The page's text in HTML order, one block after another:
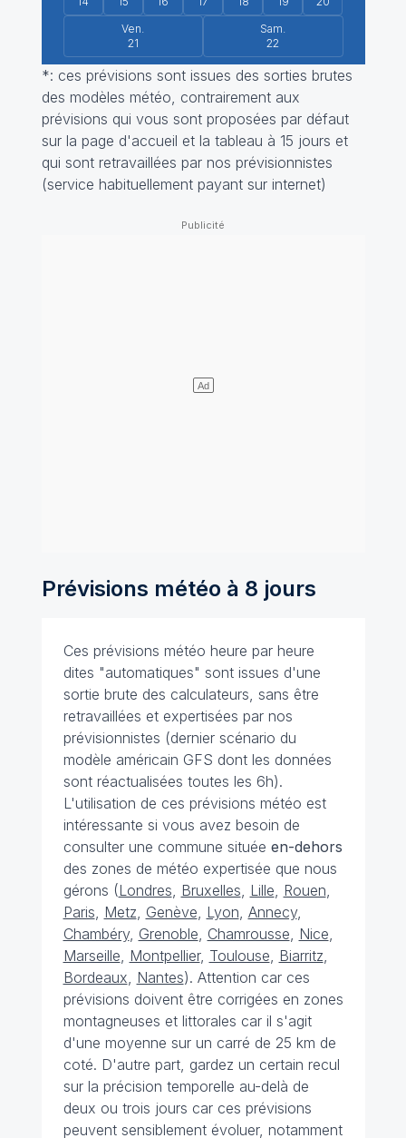
Ven.
21
Sam.
22
*: ces prévisions sont issues des sorties brutes
des modèles météo, contrairement aux
prévisions qui vous sont proposées par défaut
sur la page d'accueil et la tableau à 15 jours et
qui sont retravaillées par nos prévisionnistes
(service habituellement payant sur internet)
Prévisions météo à 8 jours
Ces prévisions météo heure par heure
dites "automatiques" sont issues d'une
sortie brute des calculateurs, sans être
retravaillées et expertisées par nos
prévisionnistes (dernier scénario du
modèle américain GFS dont les données
sont réactualisées toutes les 6h).
L'utilisation de ces prévisions météo est
intéressante si vous avez besoin de
consulter une commune située en-dehors
des zones de météo expertisée que nous
gérons (Londres, Bruxelles, Lille, Rouen,
Paris, Metz, Genève, Lyon, Annecy,
Chambéry, Grenoble, Chamrousse, Nice,
Marseille, Montpellier, Toulouse, Biarritz,
Bordeaux, Nantes). Attention car ces
prévisions doivent être corrigées en zones
montagneuses et littorales car il s'agit
d'une moyenne sur un carré de 25 km de
coté. D'autre part, gardez un certain recul
sur la précision temporelle au-delà de
deux ou trois jours car ces prévisions
peuvent sensiblement évoluer, notamment